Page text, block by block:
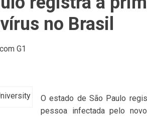
no Brasil
G1
O estado de São Paulo
pessoa infectada pelo